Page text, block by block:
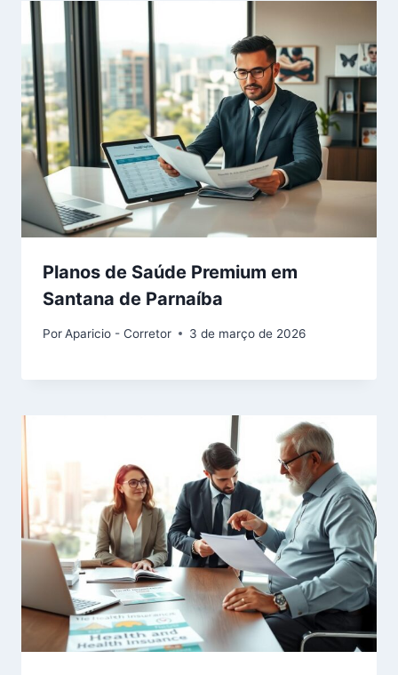
Planos de Saúde Premium em
Santana de Parnaíba
PorAparicio - Corretor 3 de março de 2026